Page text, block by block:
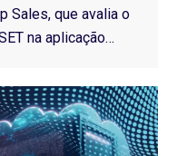
Sales, que avalia o
na aplicação…